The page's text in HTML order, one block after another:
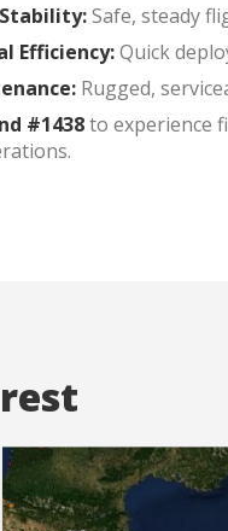
User*
Safe, steady
Efficiency:Quick
Rugged,
#1438to experience